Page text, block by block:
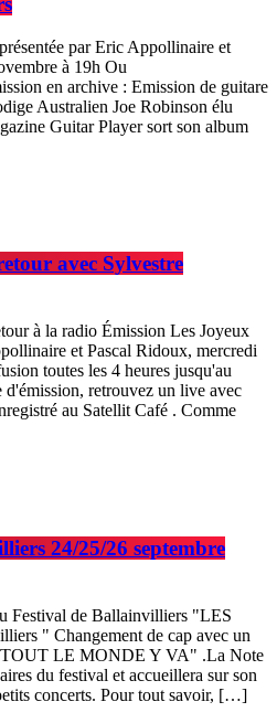
par Eric Appollinaire et
à 19h Ou
en archive : Emission de guitare
Australien Joe Robinson élu
Guitar Player sort son album
avec Sylvestre
à la radio Émission Les Joyeux
et Pascal Ridoux, mercredi
toutes les 4 heures jusqu'au
retrouvez un live avec
au Satellit Café . Comme
24/25/26 septembre
Festival de Ballainvilliers "LES
" Changement de cap avec un
LE MONDE Y VA" .La Note
du festival et accueillera sur son
concerts. Pour tout savoir, […]